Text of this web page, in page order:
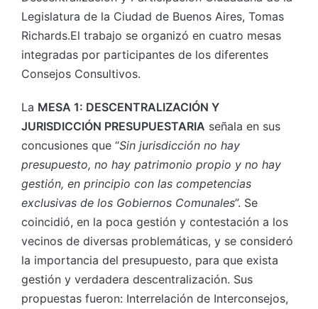
Legislatura de la Ciudad de Buenos Aires, Tomas
Richards.El trabajo se organizó en cuatro mesas
integradas por participantes de los diferentes
Consejos Consultivos.
La MESA 1: DESCENTRALIZACIÓN Y
JURISDICCIÓN PRESUPUESTARIA señala en sus
concusiones que “Sin jurisdicción no hay
presupuesto, no hay patrimonio propio y no hay
gestión, en principio con las competencias
exclusivas de los Gobiernos Comunales”. Se
coincidió, en la poca gestión y contestación a los
vecinos de diversas problemáticas, y se consideró
la importancia del presupuesto, para que exista
gestión y verdadera descentralización. Sus
propuestas fueron: Interrelación de Interconsejos,